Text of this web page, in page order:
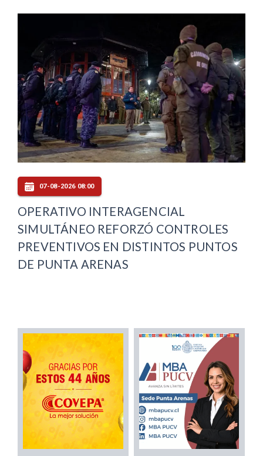
07-08-2026 08:00
OPERATIVO INTERAGENCIAL
SIMULTÁNEO REFORZÓ CONTROLES
PREVENTIVOS EN DISTINTOS PUNTOS
DE PUNTA ARENAS